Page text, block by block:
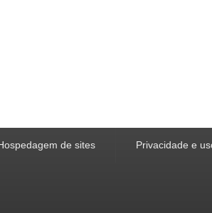
de sites Privacidade e